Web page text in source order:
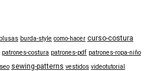
blusas burda-style como-hacer curso-costura
patrones-costura patrones-pdf patrones-ropa-niño
sewing-patterns vestidos videotutorial